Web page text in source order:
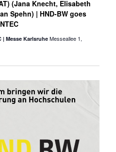
(Jana Knecht, Elisabeth
Spehn) | HND-BW goes
| Messe Karlsruhe Messeallee 1,